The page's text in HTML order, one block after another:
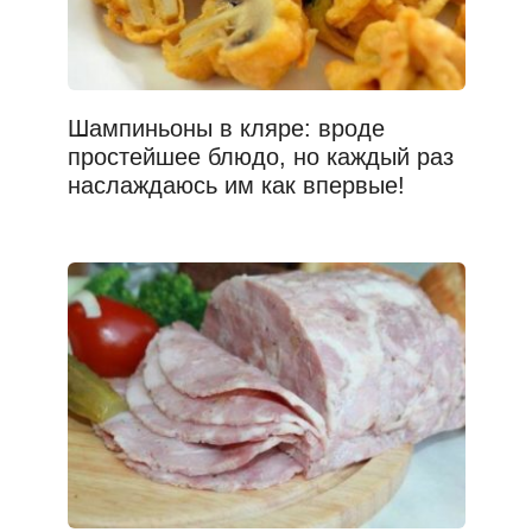
Шампиньоны в кляре: вроде
простейшее блюдо, но каждый раз
наслаждаюсь им как впервые!